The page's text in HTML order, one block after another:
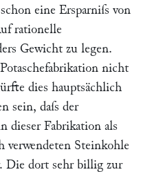
eine Ersparniſs von
rationelle
Gewicht zu legen.
nicht
dies hauptsächlich
sein, daſs der
dieser Fabrikation als
verwendeten Steinkohle
Die dort sehr billig zur